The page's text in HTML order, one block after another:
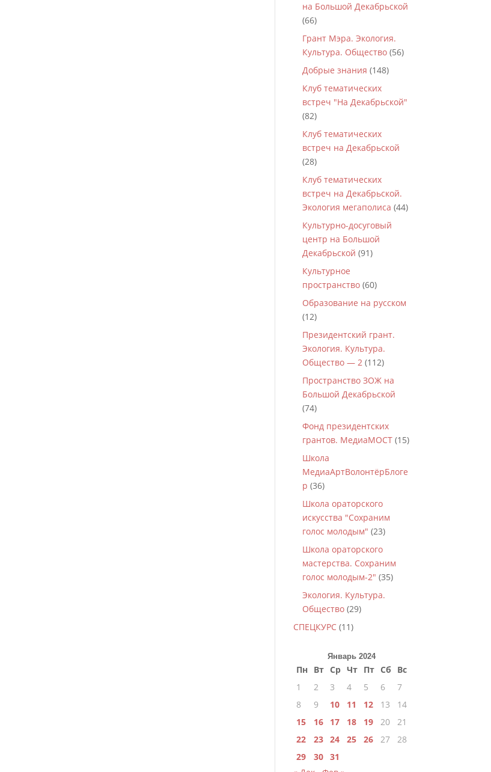
на Большой Декабрьской
(66)
Грант Мэра. Экология.
Культура. Общество (56)
Добрые знания (148)
Клуб тематических
встреч "На Декабрьской"
(82)
Клуб тематических
встреч на Декабрьской
(28)
Клуб тематических
встреч на Декабрьской.
Экология мегаполиса (44)
Культурно-досуговый
центр на Большой
Декабрьской (91)
Культурное
пространство (60)
Образование на русском
(12)
Президентский грант.
Экология. Культура.
Общество — 2 (112)
Пространство ЗОЖ на
Большой Декабрьской
(74)
Фонд президентских
грантов. МедиаМОСТ (15)
Школа
МедиаАртВолонтёрБлоге
р (36)
Школа ораторского
искусства "Сохраним
голос молодым" (23)
Школа ораторского
мастерства. Сохраним
голос молодым-2" (35)
Экология. Культура.
Общество (29)
СПЕЦКУРС (11)
Январь 2024
Пн Вт Ср Чт Пт Сб
Вс
1
2 3 4 5 6
7
8
9 10 11 12 13
14
15
16 17 18 19 20
21
22
23 24 25 26 27
28
29
30 31